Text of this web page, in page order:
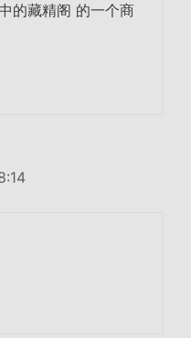
的藏精阁 的一个商